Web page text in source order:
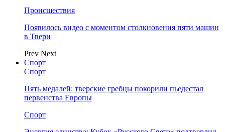
Происшествия
Появилось видео с моментом столкновения пяти машин
в Твери
Prev Next
Спорт
Спорт
Пять медалей: тверские гребцы покорили пьедестал
первенства Европы
Спорт